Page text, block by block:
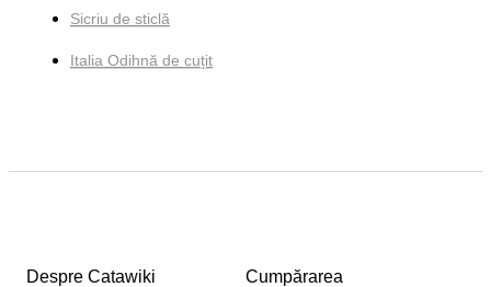
Sicriu de sticlă
Italia Odihnă de cuțit
Despre Catawiki Cumpărarea